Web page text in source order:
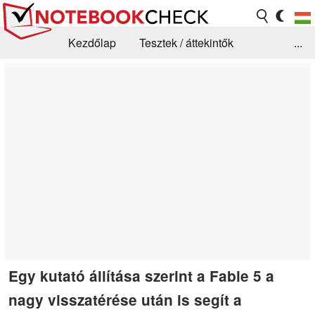
Kezdőlap
Tesztek / áttekintők
...
Egy kutató állítása szerint a Fable 5 a
nagy visszatérése után is segít a